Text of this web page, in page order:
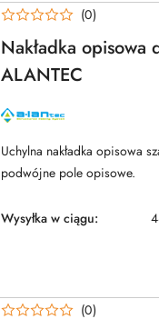
Nakładka opisowa
ALANTEC
(0)
NAZWA
PRODUCENTA:
Uchylna nakładka opisowa
podwójne pole opisowe.
Wysyłka w ciągu:
(0)